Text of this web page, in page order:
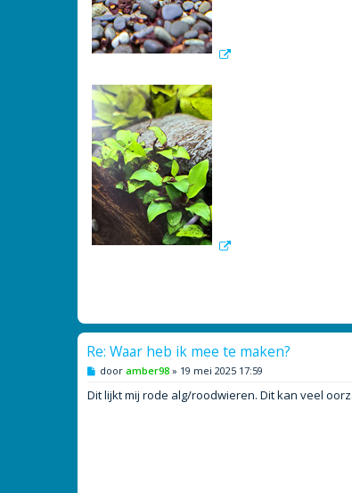
Re: Waar heb ik mee te maken?
B
r
i
door amber98 » 19 mei 2025 17:59
Dit lijkt mij rode alg/roodwieren. Dit kan veel